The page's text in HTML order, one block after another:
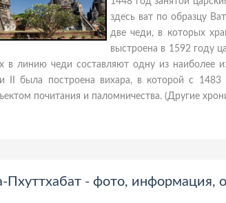
здесь ват по образцу
две чеди, в которых
выстроена в 1592 году
в линию чеди составляют одну из наиболее
II была построена вихара, в которой с
почитания и паломничества. (Другие
Пхуттхабат - фото, информация,